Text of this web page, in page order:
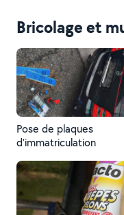
Bricolage et
Pose de plaques
d’immatriculation